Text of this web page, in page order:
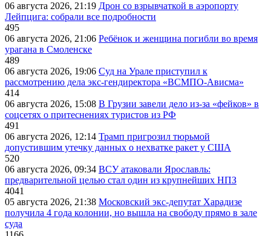
06 августа 2026, 21:19 Дрон со взрывчаткой в аэропорту
Лейпцига: собрали все подробности
495
06 августа 2026, 21:06 Ребёнок и женщина погибли во время
урагана в Смоленске
489
06 августа 2026, 19:06 Суд на Урале приступил к
рассмотрению дела экс-гендиректора «ВСМПО-Ависма»
414
06 августа 2026, 15:08 В Грузии завели дело из-за «фейков» в
соцсетях о притеснениях туристов из РФ
491
06 августа 2026, 12:14 Трамп пригрозил тюрьмой
допустившим утечку данных о нехватке ракет у США
520
06 августа 2026, 09:34 ВСУ атаковали Ярославль:
предварительной целью стал один из крупнейших НПЗ
4041
05 августа 2026, 21:38 Московский экс-депутат Харадизе
получила 4 года колонии, но вышла на свободу прямо в зале
суда